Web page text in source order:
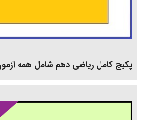
پکیج کامل ریاضی دهم شامل همه